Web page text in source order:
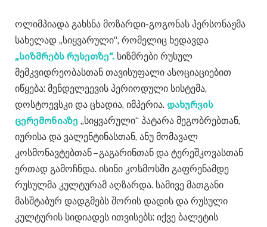
ოლიმპიადა გახსნა მოზარდი-გოგონას პერსონაჟმა
სახელად „სიყვარული“, რომელიც ხედავდა
„სიზმრებს რუსეთზე“. სიზმრები რუსულ
მემკვიდრეობასთან თავისუფალი ასოციაციებით
იწყება: მენდელეევის პერიოდული სისტემა,
დოსტოევსკი და ცხადია, იმპერია. დახურვის
ცერემონიაზე „სიყვარული“ პატარა მეგობრებთან,
იურისა და ვალენტინასთან, ანუ მომავალ
კოსმონავტებთან – გაგარინთან და ტერეშკოვასთან
ერთად გამოჩნდა. ისინი კოსმოსში გაფრენამდე
რუსულმა კულტურამ აღზარდა. სამივე მათგანი
მასშტაბურ დადგმებს შორის დადის და რუსული
კულტურის სიდიადეს ითვისებს: იქვე ბალეტის